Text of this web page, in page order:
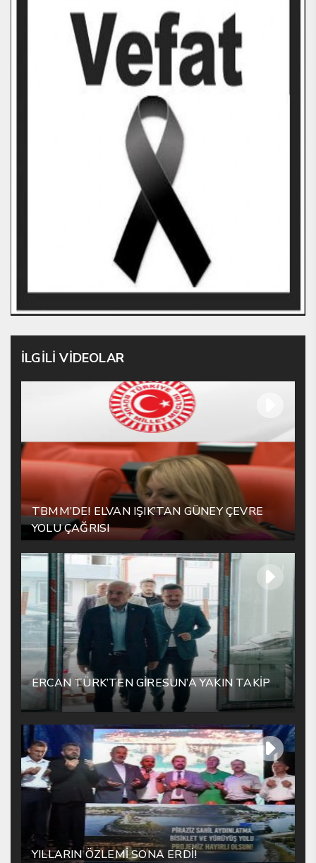
İLGİLİ VİDEOLAR
TBMM’DE! ELVAN IŞIK’TAN GÜNEY ÇEVRE
YOLU ÇAĞRISI
ERCAN TÜRK’TEN GİRESUN’A YAKIN TAKİP
YILLARIN ÖZLEMİ SONA ERDİ!